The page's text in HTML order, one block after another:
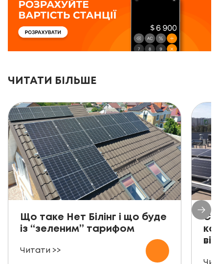
ЧИТАТИ БІЛЬШЕ
Що таке Нет Білінг і що буде
із “зеленим” тарифом
Читати >>